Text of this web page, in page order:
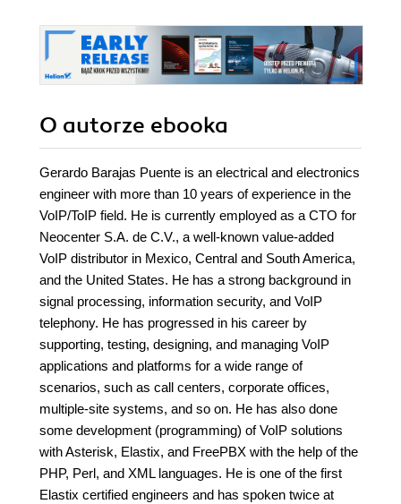
O autorze ebooka
Gerardo Barajas Puente is an electrical and electronics
engineer with more than 10 years of experience in the
VoIP/ToIP field. He is currently employed as a CTO for
Neocenter S.A. de C.V., a well-known value-added
VoIP distributor in Mexico, Central and South America,
and the United States. He has a strong background in
signal processing, information security, and VoIP
telephony. He has progressed in his career by
supporting, testing, designing, and managing VoIP
applications and platforms for a wide range of
scenarios, such as call centers, corporate offices,
multiple-site systems, and so on. He has also done
some development (programming) of VoIP solutions
with Asterisk, Elastix, and FreePBX with the help of the
PHP, Perl, and XML languages. He is one of the first
Elastix certified engineers and has spoken twice at